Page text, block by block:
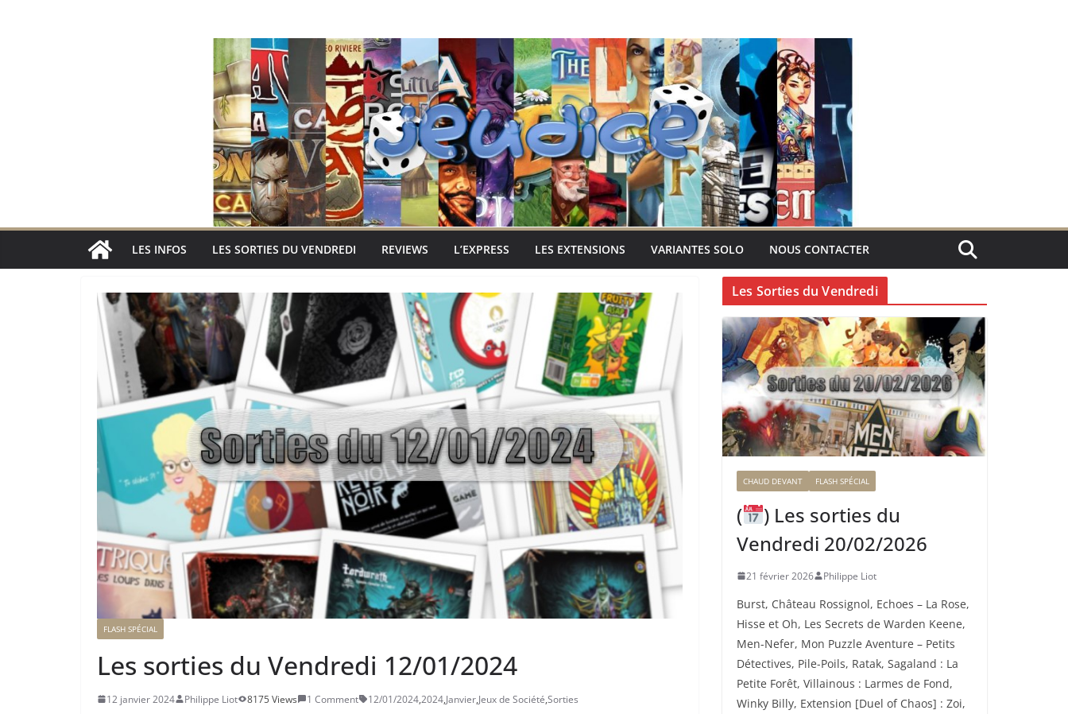
LES INFOS LES SORTIES DU VENDREDI REVIEWS L’EXPRESS LES EXTENSIONS VARIANTES SOLO NOUS CONTACTER
FLASH SPÉCIAL
Les sorties du Vendredi 12/01/2024
12 janvier 2024 Philippe Liot 8175 Views 1 Comment 12/01/2024,2024,Janvier,Jeux de Société,Sorties
Les Sorties du Vendredi
CHAUD DEVANT FLASH SPÉCIAL
(
) Les sorties du
Vendredi 20/02/2026
21 février 2026 Philippe Liot
Burst, Château Rossignol, Echoes – La Rose,
Hisse et Oh, Les Secrets de Warden Keene,
Men-Nefer, Mon Puzzle Aventure – Petits
Détectives, Pile-Poils, Ratak, Sagaland : La
Petite Forêt, Villainous : Larmes de Fond,
Winky Billy, Extension [Duel of Chaos] : Zoi,